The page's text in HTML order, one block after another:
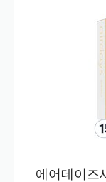
에어데이즈